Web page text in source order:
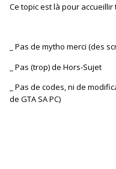
Ce topic est là pour
_ Pas de mytho merci (des
_ Pas (trop) de Hors-Sujet
_ Pas de codes, ni de
de GTA SA PC)